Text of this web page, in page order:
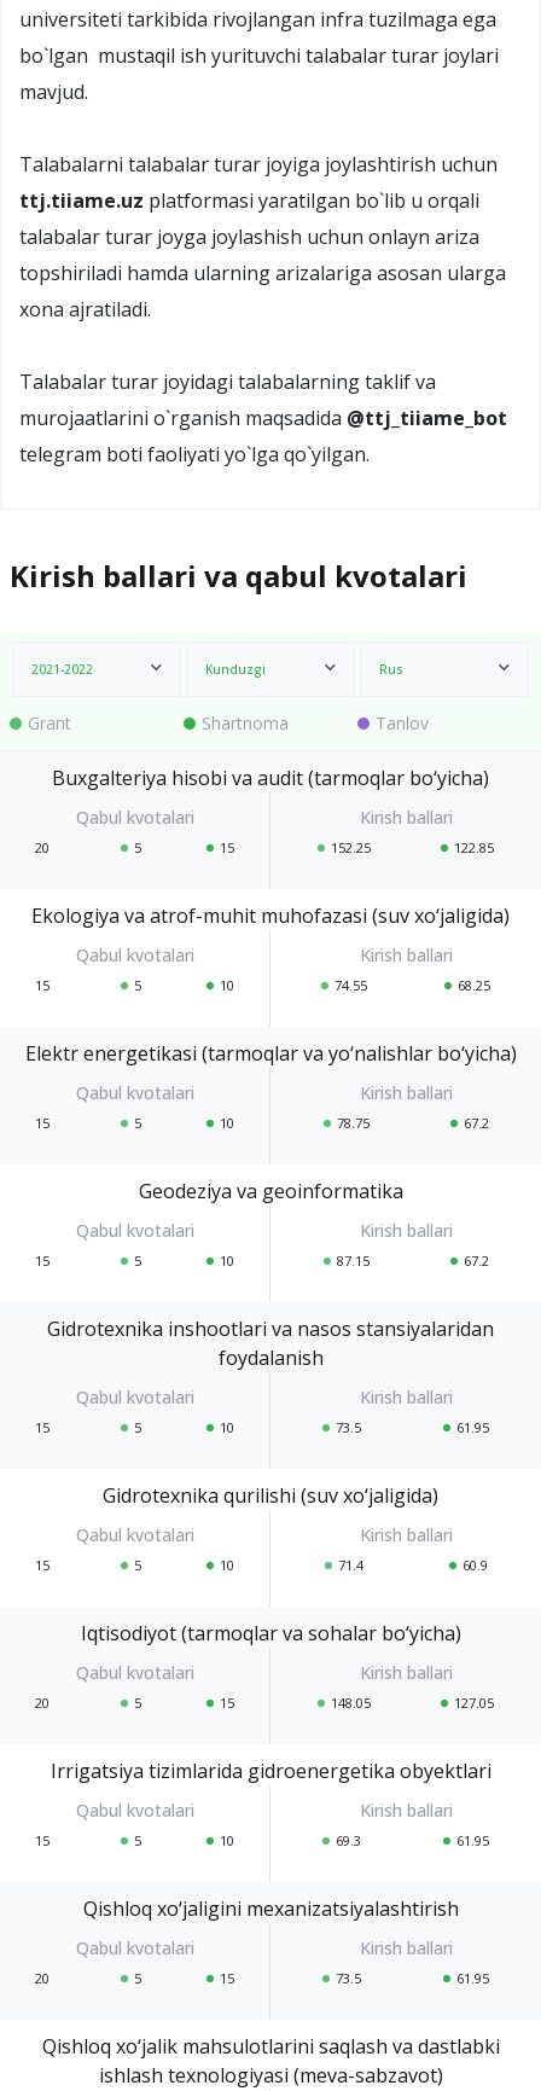
universiteti tarkibida rivojlangan infra tuzilmaga ega
bo`lgan mustaqil ish yurituvchi talabalar turar joylari
mavjud.
Talabalarni talabalar turar joyiga joylashtirish uchun
ttj.tiiame.uz platformasi yaratilgan bo`lib u orqali
talabalar turar joyga joylashish uchun onlayn ariza
topshiriladi hamda ularning arizalariga asosan ularga
xona ajratiladi.
Talabalar turar joyidagi talabalarning taklif va
murojaatlarini o`rganish maqsadida @ttj_tiiame_bot
telegram boti faoliyati yo`lga qo`yilgan.
Kirish ballari va qabul kvotalari
2021-2022 Kunduzgi Rus
Grant Shartnoma Tanlov
Buxgalteriya hisobi va audit (tarmoqlar bo‘yicha)
20 5 15 152.25 122.85
Ekologiya va atrof-muhit muhofazasi (suv xo‘jaligida)
15 5 10 74.55 68.25
Elektr energetikasi (tarmoqlar va yo‘nalishlar bo‘yicha)
15 5 10 78.75 67.2
Geodeziya va geoinformatika
15 5 10 87.15 67.2
Gidrotexnika inshootlari va nasos stansiyalaridan
foydalanish
15 5 10 73.5 61.95
Gidrotexnika qurilishi (suv xo‘jaligida)
15 5 10 71.4 60.9
Iqtisodiyot (tarmoqlar va sohalar bo‘yicha)
20 5 15 148.05 127.05
Irrigatsiya tizimlarida gidroenergetika obyektlari
15 5 10 69.3 61.95
Qishloq xo‘jaligini mexanizatsiyalashtirish
20 5 15 73.5 61.95
Qishloq xo‘jalik mahsulotlarini saqlash va dastlabki
ishlash texnologiyasi (meva-sabzavot)